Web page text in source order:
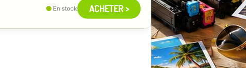
En stock ACHETER >